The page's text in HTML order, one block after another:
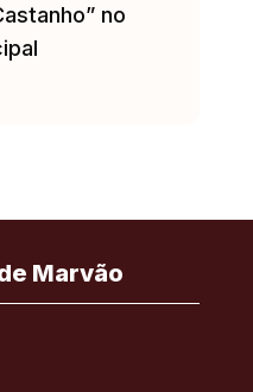
no
Marvão